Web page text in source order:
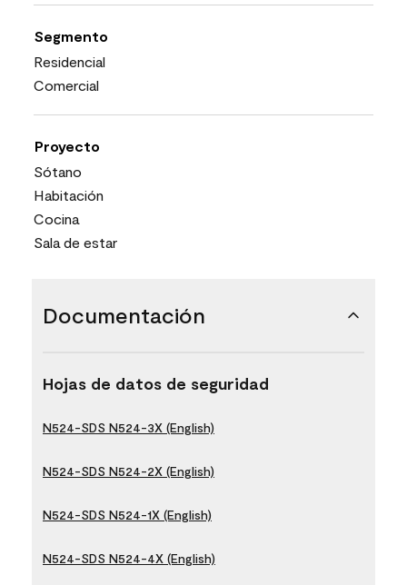
Segmento
Residencial
Comercial
Proyecto
Sótano
Habitación
Cocina
Sala de estar
Documentación
Hojas de datos de seguridad
N524-SDS N524-3X (English)
N524-SDS N524-2X (English)
N524-SDS N524-1X (English)
N524-SDS N524-4X (English)